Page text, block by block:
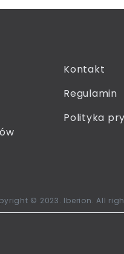
Kontakt
Regulamin
Polityka
© 2023. Iberion. All